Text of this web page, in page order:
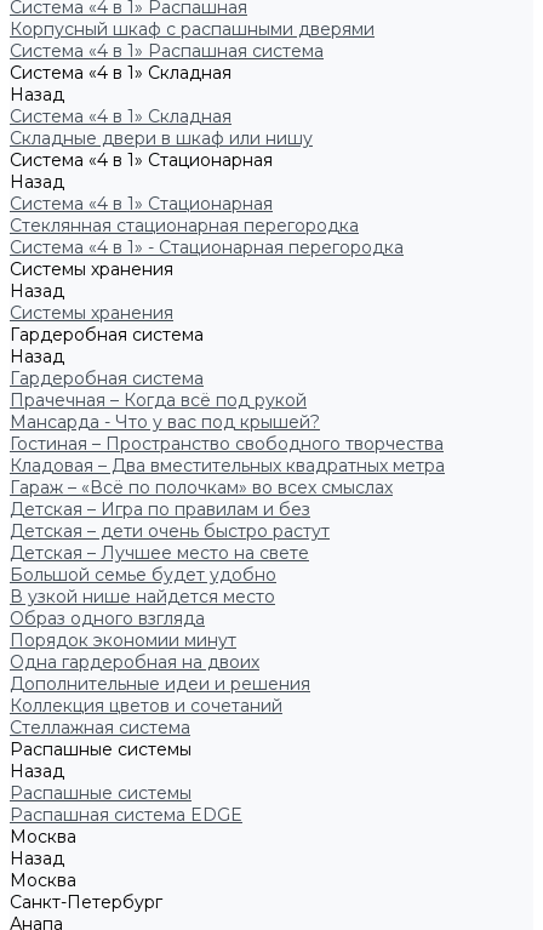
Система «4 в 1» Распашная
Корпусный шкаф с распашными дверями
Система «4 в 1» Распашная система
Система «4 в 1» Складная
Назад
Система «4 в 1» Складная
Складные двери в шкаф или нишу
Система «4 в 1» Стационарная
Назад
Система «4 в 1» Стационарная
Стеклянная стационарная перегородка
Система «4 в 1» - Стационарная перегородка
Системы хранения
Назад
Системы хранения
Гардеробная система
Назад
Гардеробная система
Прачечная – Когда всё под рукой
Мансарда - Что у вас под крышей?
Гостиная – Пространство свободного творчества
Кладовая – Два вместительных квадратных метра
Гараж – «Всё по полочкам» во всех смыслах
Детская – Игра по правилам и без
Детская – дети очень быстро растут
Детская – Лучшее место на свете
Большой семье будет удобно
В узкой нише найдется место
Образ одного взгляда
Порядок экономии минут
Одна гардеробная на двоих
Дополнительные идеи и решения
Коллекция цветов и сочетаний
Стеллажная система
Распашные системы
Назад
Распашные системы
Распашная система EDGE
Москва
Назад
Москва
Санкт-Петербург
Анапа